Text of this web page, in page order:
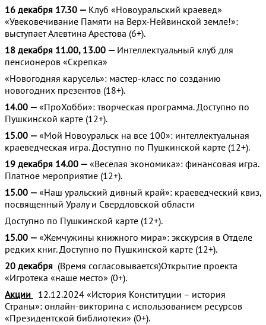
16 декабря 17.30 — Клуб «Новоуральский краевед»
«Увековечивание Памяти на Верх-Нейвинской земле!»:
выступает Алевтина Арестова (6+).
18 декабря 11.00, 13.00 — Интеллектуальный клуб для
пенсионеров «Скрепка»
«Новогодняя карусель»: мастер-класс по созданию
новогодних презентов (18+).
14.00 — «ПроХобби»: творческая программа. Доступно по
Пушкинской карте (12+).
15.00 — «Мой Новоуральск на все 100»: интеллектуальная
краеведческая игра. Доступно по Пушкинской карте (12+).
19 декабря 14.00 — «Весёлая экономика»: финансовая игра.
Платное мероприятие (12+).
15.00 — «Наш уральский дивный край»: краеведческий квиз,
посвященный Уралу и Свердловской области
Доступно по Пушкинской карте (12+).
15.00 — «Жемчужины книжного мира»: экскурсия в Отделе
редких книг. Доступно по Пушкинской карте (12+).
20 декабря (Время согласовывается)Открытие проекта
«Игротека «наше место» (0+).
Акции
12.12.2024 «История Конституции – история
Страны»: онлайн-викторина с использованием ресурсов
«Президентской библиотеки» (0+).